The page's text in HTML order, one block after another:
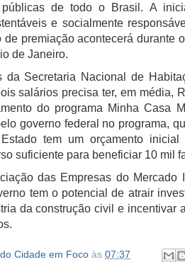
de todo o Brasil. A
e socialmente
de premiação acontecerá durante
de Janeiro.
da Secretaria Nacional de
salários precisa ter, em média,
do programa Minha Casa
governo federal no programa,
tem um orçamento
suficiente para beneficiar 10 mil
das Empresas do Mercado
tem o potencial de atrair
da construção civil e incentivar
Cidade em Foco às 07:37